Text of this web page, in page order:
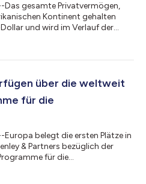
Das gesamte Privatvermögen,
Kontinent gehalten
und wird im Verlauf der
veröffentlicht wurde, um
— Südafrika, Ägypten, Nigeria,
über die weltweit
für die
Europa belegt die ersten Plätze in
& Partners bezüglich der
für die